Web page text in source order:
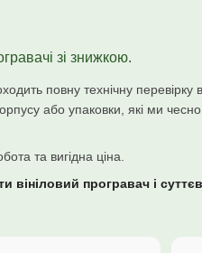
зі знижкою.
повну технічну
або упаковки, які ми
та вигідна ціна.
програвач і